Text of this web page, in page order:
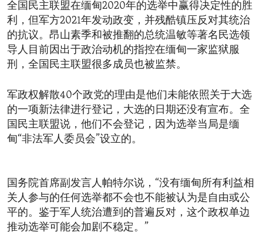
全国民主联盟在缅甸2020年的选举中赢得决定性的胜
利，但军方2021年发动政变，并残酷镇压反对其统治
的抗议。昂山素季和被推翻的总统温敏等著名民选领
导人目前因出于政治动机的指控在缅甸一家监狱服
刑，全国民主联盟很多成员也被监禁。
军政权解散40个政党的理由是他们未能依照关于大选
的一项新法律进行登记，大选的日期还没有宣布。全
国民主联盟说，他们不会登记，因为选举当局是缅
甸“非法军人委员会”设立的。
国务院首席副发言人帕特尔说，“没有缅甸所有利益相
关人参与的任何选举都不会也不能被认为是自由或公
平的。鉴于军人统治遭到的普遍反对，这个政权单边
推动选举可能会加剧不稳定。”